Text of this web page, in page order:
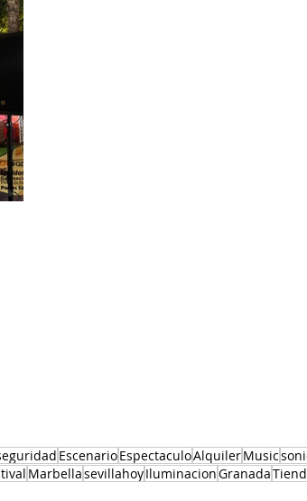
EscenarioEspectaculoAlquilerMusic
MarbellasevillahoyIluminacionGranada